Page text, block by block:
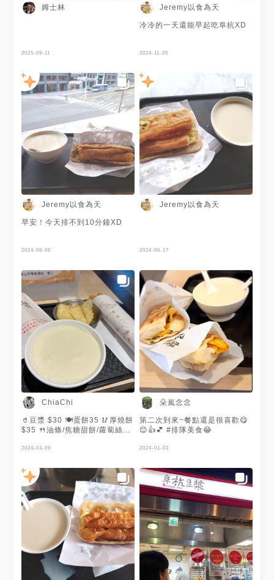
姆士林
2025-09-11
Jeremy以食為天
冷冷的一天還能早起吃阜杭XD
2024-11-26
Jeremy以食為天
早安！今天排不到10分鐘XD
2024-08-06
Jeremy以食為天
2024-06-17
ChiaChi
🥤豆漿 $30 🍽蛋餅35 🥢厚燒餅
$35 🍴油條/焦糖甜餅/蘿蔔絲餅/
站旁的阜杭豆漿 台北最有人氣
食之一 假日排隊人潮尤其多 不
過美食廣場座位也多 服務人員
動作快 建議排隊時先決定好品
項 最愛厚燒餅和豆漿 獨特餅皮
麵香十足 香酥燒餅 越嚼越香甜
加了蔥蛋滑嫩口感 更濕潤些 燒
餅非常有飽足感 豆漿濃郁好喝
微甜程度 油條也不錯 沒有油耗
味 口感香酥帶點嚼勁 不會咬不
動 配著燒餅吃真的是絕配！ 建
議避開早餐時段來排隊 #早餐 #
燒餅 #燒餅油條 #油條 #鹹豆漿
2024-03-09
朵嵐念念
第二次到來~餐點還是很喜歡😋
😊👍💕 #排隊美食😂
2024-01-03